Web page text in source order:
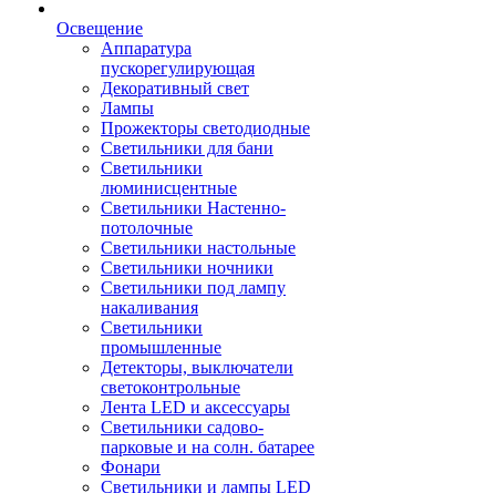
Освещение
Аппаратура
пускорегулирующая
Декоративный свет
Лампы
Прожекторы светодиодные
Светильники для бани
Светильники
люминисцентные
Светильники Настенно-
потолочные
Светильники настольные
Светильники ночники
Светильники под лампу
накаливания
Светильники
промышленные
Детекторы, выключатели
светоконтрольные
Лента LED и аксессуары
Светильники садово-
парковые и на солн. батарее
Фонари
Светильники и лампы LED